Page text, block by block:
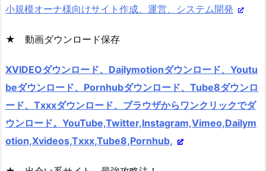
小規模オーナ様向けサイト作成、運営、システム開発
★ 動画ダウンロード保存
XVIDEOダウンロード、Dailymotionダウンロード、Youtu
beダウンロード、Pornhubダウンロード、Tube8ダウンロ
ード、Txxxダウンロード、ブラウザからワンクリックでダ
ウンロード。YouTube,Twitter,Instagram,Vimeo,Dailym
otion,Xvideos,Txxx,Tube8,Pornhub,